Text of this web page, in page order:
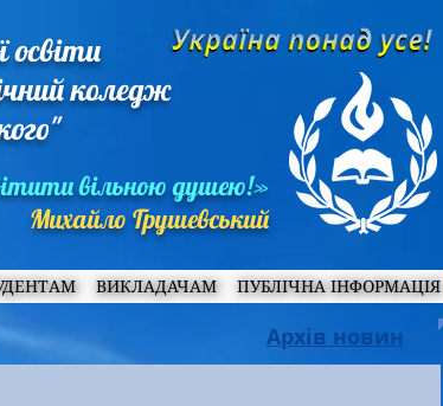
коледж
вільною душею!»
Михайло Грушевський
ВИКЛАДАЧАМ ПУБЛІЧНА ІНФОРМАЦІЯ
Архів новин